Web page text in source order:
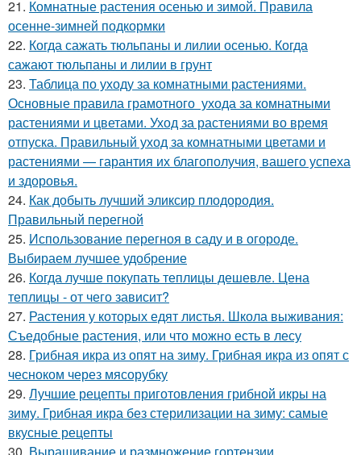
21. Комнатные растения осенью и зимой. Правила
осенне-зимней подкормки
22. Когда сажать тюльпаны и лилии осенью. Когда
сажают тюльпаны и лилии в грунт
23. Таблица по уходу за комнатными растениями.
Основные правила грамотного ухода за комнатными
растениями и цветами. Уход за растениями во время
отпуска. Правильный уход за комнатными цветами и
растениями — гарантия их благополучия, вашего успеха
и здоровья.
24. Как добыть лучший эликсир плодородия.
Правильный перегной
25. Использование перегноя в саду и в огороде.
Выбираем лучшее удобрение
26. Когда лучше покупать теплицы дешевле. Цена
теплицы - от чего зависит?
27. Растения у которых едят листья. Школа выживания:
Съедобные растения, или что можно есть в лесу
28. Грибная икра из опят на зиму. Грибная икра из опят с
чесноком через мясорубку
29. Лучшие рецепты приготовления грибной икры на
зиму. Грибная икра без стерилизации на зиму: самые
вкусные рецепты